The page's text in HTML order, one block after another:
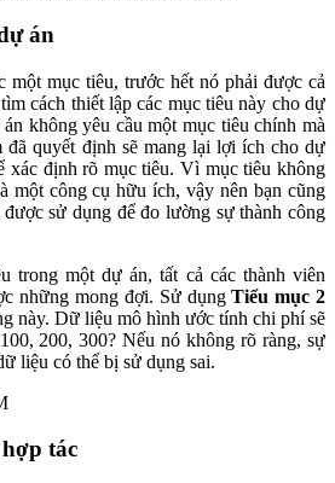
án
một mục tiêu, trước hết nó phải được cả
cách thiết lập các mục tiêu này cho dự
không yêu cầu một mục tiêu chính mà
đã quyết định sẽ mang lại lợi ích cho dự
xác định rõ mục tiêu. Vì mục tiêu không
một công cụ hữu ích, vậy nên bạn cũng
sử dụng để đo lường sự thành công
trong một dự án, tất cả các thành viên
những mong đợi. Sử dụngTiểu mục 2
này. Dữ liệu mô hình ước tính chi phí sẽ
200, 300? Nếu nó không rõ ràng, sự
liệu có thể bị sử dụng sai.
tác